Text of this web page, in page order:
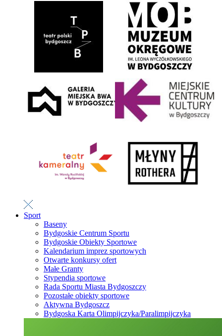
Sport
Baseny
Bydgoskie Centrum Sportu
Bydgoskie Obiekty Sportowe
Kalendarium imprez sportowych
Otwarte konkursy ofert
Małe Granty
Stypendia sportowe
Rada Sportu Miasta Bydgoszczy
Pozostałe obiekty sportowe
Aktywna Bydgoszcz
Bydgoska Karta Olimpijczyka/Paralimpijczyka